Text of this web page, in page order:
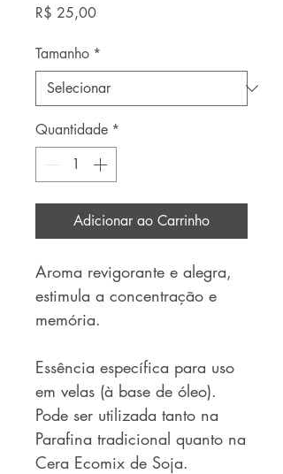
R$ 25,00Preço
Tamanho *
Quantidade *
Adicionar ao Carrinho
Aroma revigorante e alegra,
estimula a concentração e
memória.
Essência específica para uso
em velas (à base de óleo).
Pode ser utilizada tanto na
Parafina tradicional quanto na
Cera Ecomix de Soja.